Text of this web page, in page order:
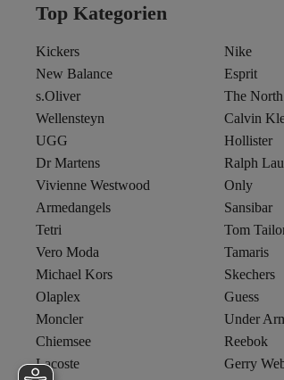
Top Kategorien
Kickers Nike
New Balance
Esprit
s.Oliver
The
Wellensteyn
Calvin
UGG
Hollister
Dr Martens
Ralph
Vivienne Westwood
Only
Armedangels
Sansibar
Tetri
Tom
Vero Moda
Tamaris
Michael Kors
Skechers
Olaplex
Guess
Moncler
Under
Chiemsee
Reebok
Lacoste
Gerry